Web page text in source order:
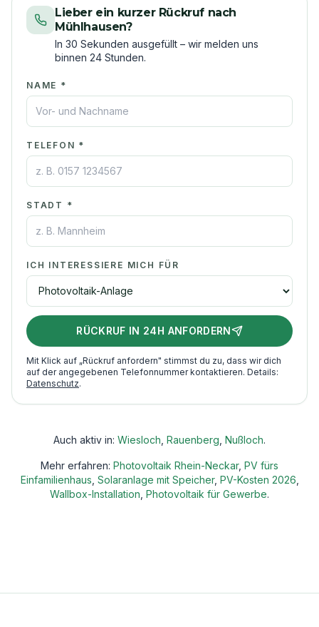
Lieber ein kurzer Rückruf nach
Mühlhausen?
In 30 Sekunden ausgefüllt – wir melden uns
binnen 24 Stunden.
NAME *
TELEFON *
STADT *
ICH INTERESSIERE MICH FÜR
RÜCKRUF IN 24H ANFORDERN
Mit Klick auf „Rückruf anfordern" stimmst du zu, dass wir dich
auf der angegebenen Telefonnummer kontaktieren. Details:
Datenschutz.
Auch aktiv in: Wiesloch Rauenberg Nußloch.
Mehr erfahren: Photovoltaik Rhein-Neckar, PV fürs
Einfamilienhaus Solaranlage mit Speicher, PV-Kosten 2026
Wallbox-Installation Photovoltaik für Gewerbe.